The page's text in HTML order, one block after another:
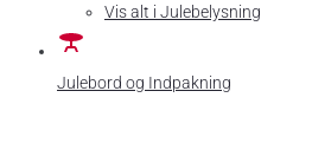
Vis alt i Julebelysning
Julebord og Indpakning